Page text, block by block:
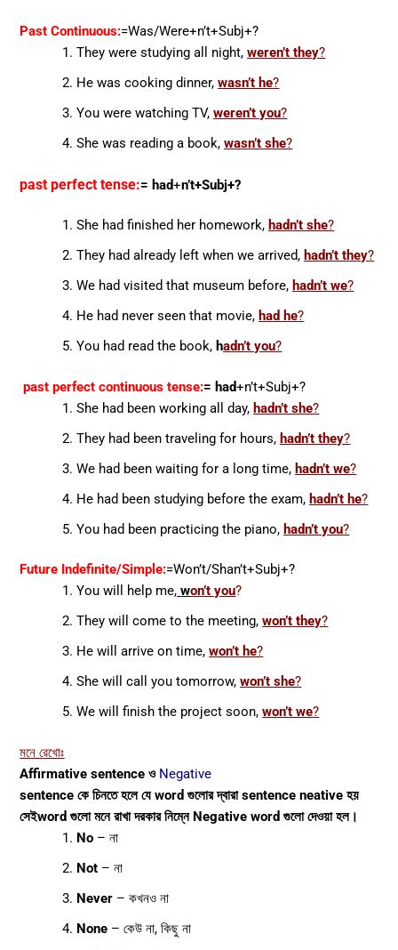
Past Continuous:=Was/Were+n’t+Subj+?
They were studying all night,weren’t they?
He was cooking dinner,wasn’t he?
You were watching TV,weren’t you?
She was reading a book,wasn’t she?
past perfect tense:= had+n’t+Subj+?
She had finished her homework, hadn’t she?
They had already left when we arrived, hadn’t they?
We had visited that museum before, hadn’t we?
He had never seen that movie, had he?
You had read the book, hadn’t you?
past perfect continuous tense:= had+n’t+Subj+?
She had been working all day, hadn’t she?
They had been traveling for hours, hadn’t they?
We had been waiting for a long time, hadn’t we?
He had been studying before the exam, hadn’t he?
You had been practicing the piano, hadn’t you?
Future Indefinite/Simple:=Won’t/Shan’t+Subj+?
You will help me, won’t you?
They will come to the meeting,won’t they?
He will arrive on time,won’t he?
She will call you tomorrow,won’t she?
We will finish the project soon,won’t we?
মনে রেখোঃ
Affirmative sentence ওNegative
sentence কে চিনতে হলে যে word গুলোর দ্বারা sentence neative হয়
সেইword গুলো মনে রাখা দরকার নিম্নে Negative word গুলো দেওয়া হল।
No – না
Not – না
Never – কখনও না
None – কেউ না, কিছু না